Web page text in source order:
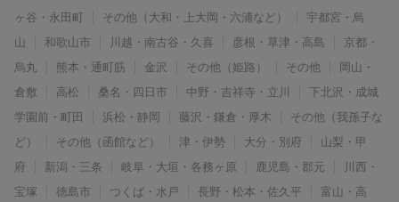
ヶ谷・永田町
その他（大和・上大岡・六浦など）
宇都宮・烏
山
和歌山市 川越・南古谷・久喜 彦根・草津・高島
京都・
烏丸
熊本・通町筋 金沢 その他（姫路） その他
岡山・
倉敷
高松 桑名・四日市 中野・吉祥寺・立川
下北沢・成城
学園前・町田
浜松・静岡 藤沢・鎌倉・厚木
その他（我孫子な
ど）
その他（函館など） 津・伊勢 大分・別府
山梨・甲
府
新潟・三条 岐阜・大垣・各務ヶ原 鹿児島・郡元
川西・
宝塚
徳島市 つくば・水戸 長野・松本・佐久平
富山・高